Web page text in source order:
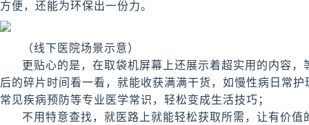
方便，还能为环保出一份力。
（线下医院场景示意）
更贴心的是，在取袋机屏幕上还展示着超实用的内容
后的碎片时间看一看，就能收获满满干货，如慢性病日常
常见疾病预防等专业医学常识，轻松变成生活技巧；
不用特意查找，就医路上就能轻松获取所需，让有价值